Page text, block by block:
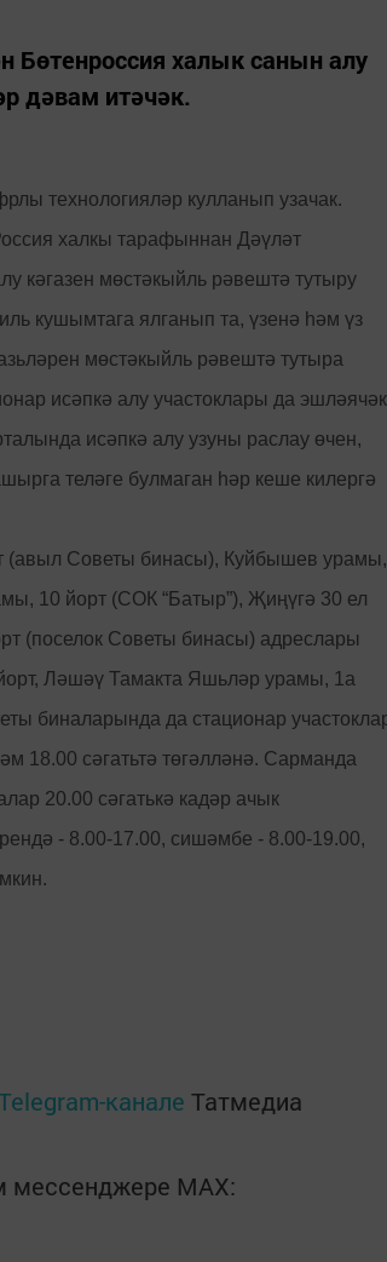
Бөтенроссия халык санын алу
дәвам итәчәк.
технологияләр кулланып узачак.
халкы тарафыннан Дәүләт
кәгазен мөстәкыйль рәвештә тутыру
кушымтага ялганып та, үзенә һәм үз
мөстәкыйль рәвештә тутыра
исәпкә алу участоклары да
исәпкә алу узуны раслау өчен,
теләге булмаган һәр кеше килергә
(авыл Советы бинасы), Куйбышев урамы,
10 йорт (СОК “Батыр”), Җиңүгә 30 ел
(поселок Советы бинасы) адреслары
Ләшәү Тамакта Яшьләр урамы, 1а
биналарында да стационар
18.00 сәгатьтә төгәлләнә. Сарманда
20.00 сәгатькә кадәр ачык
- 8.00-17.00, сишәмбе - 8.00-19.00,
канале Татмедиа
мессенджере MАХ: